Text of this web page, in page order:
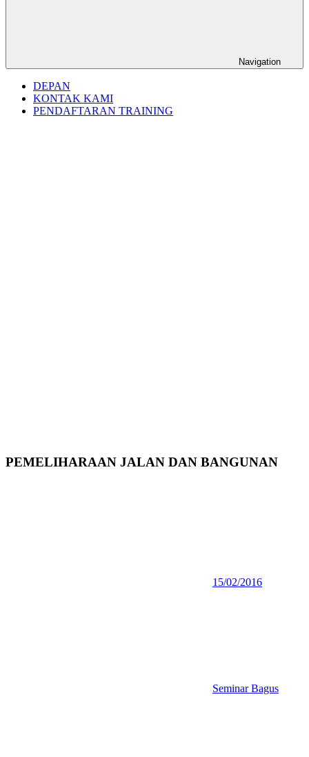
Navigation
DEPAN
KONTAK KAMI
PENDAFTARAN TRAINING
PEMELIHARAAN JALAN DAN BANGUNAN
15/02/2016
Seminar Bagus